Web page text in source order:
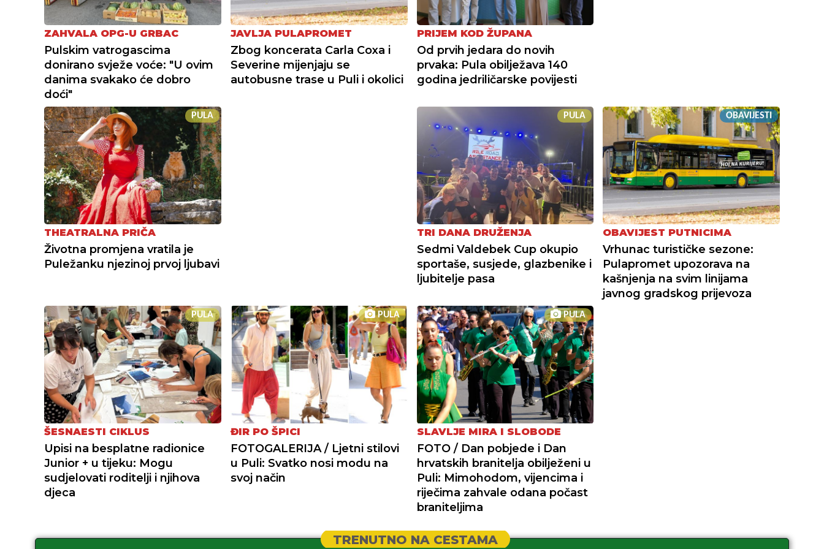
ZAHVALA OPG-U GRBAC
Pulskim vatrogascima
donirano svježe voće: "U ovim
danima svakako će dobro
doći"
JAVLJA PULAPROMET
Zbog koncerata Carla Coxa i
Severine mijenjaju se
autobusne trase u Puli i okolici
PRIJEM KOD ŽUPANA
Od prvih jedara do novih
prvaka: Pula obilježava 140
godina jedriličarske povijesti
PULA
THEATRALNA PRIČA
Životna promjena vratila je
Puležanku njezinoj prvoj ljubavi
PULA
TRI DANA DRUŽENJA
Sedmi Valdebek Cup okupio
sportaše, susjede, glazbenike i
ljubitelje pasa
OBAVIJESTI
OBAVIJEST PUTNICIMA
Vrhunac turističke sezone:
Pulapromet upozorava na
kašnjenja na svim linijama
javnog gradskog prijevoza
PULA
ŠESNAESTI CIKLUS
Upisi na besplatne radionice
Junior + u tijeku: Mogu
sudjelovati roditelji i njihova
djeca
PULA
ĐIR PO ŠPICI
FOTOGALERIJA / Ljetni stilovi
u Puli: Svatko nosi modu na
svoj način
PULA
SLAVLJE MIRA I SLOBODE
FOTO / Dan pobjede i Dan
hrvatskih branitelja obilježeni u
Puli: Mimohodom, vijencima i
riječima zahvale odana počast
braniteljima
TRENUTNO NA CESTAMA